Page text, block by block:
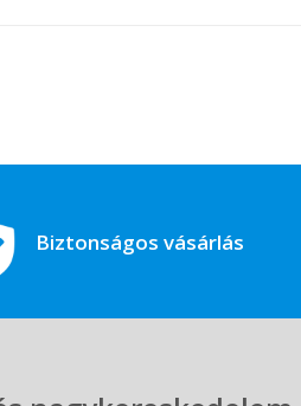
Biztonságos vásárlás